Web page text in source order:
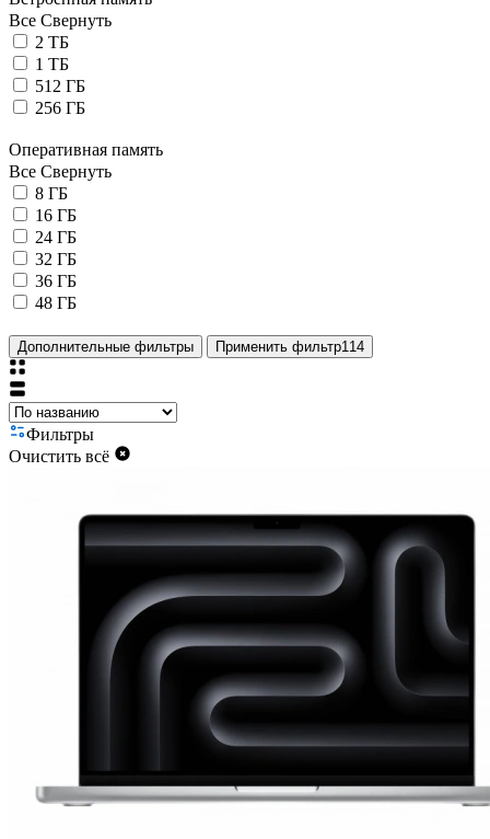
Все Свернуть
2 ТБ
1 ТБ
512 ГБ
256 ГБ
Оперативная память
Все Свернуть
8 ГБ
16 ГБ
24 ГБ
32 ГБ
36 ГБ
48 ГБ
Дополнительные фильтры Применить фильтр114
Фильтры
Очистить всё